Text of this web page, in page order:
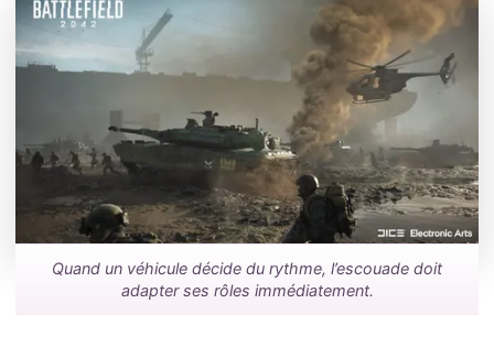
Quand un véhicule décide du rythme, l’escouade doit
adapter ses rôles immédiatement.